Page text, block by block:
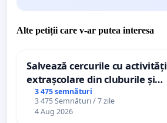
Alte petiții care v-ar putea interesa
Salvează cercurile cu activități
extrașcolare din cluburile și
palatele copiilor
3 475 semnături
3 475 Semnături / 7 zile
4 Aug 2026